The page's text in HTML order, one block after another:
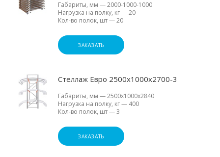
Габариты, мм —2000-1000-1000
Нагрузка на полку, кг—20
Кол-во полок, шт—20
ЗАКАЗАТЬ
Стеллаж Евро 2500х1000х2700-3
Габариты, мм —2500х1000х2840
Нагрузка на полку, кг— 400
Кол-во полок, шт—3
ЗАКАЗАТЬ